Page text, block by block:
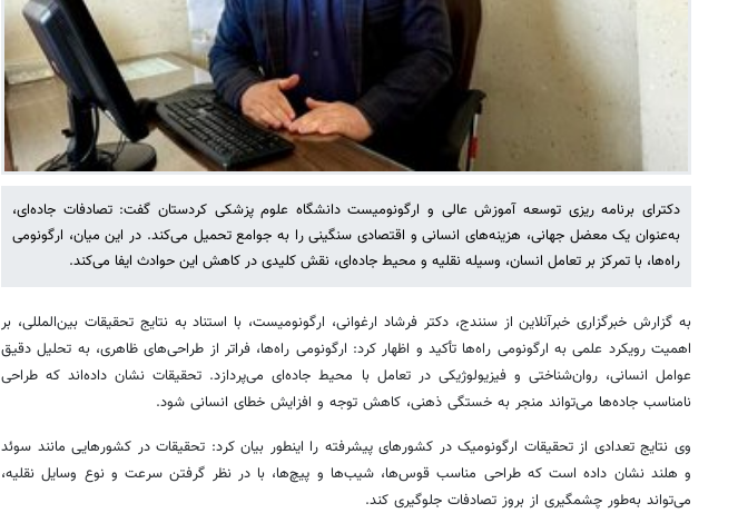
دکترای برنامه ریزی توسعه آموزش عالی و ارگونومیست دانشگاه علوم پزشکی کردستان گفت: تصادفات جاده‌ای،
به‌عنوان یک معضل جهانی، هزینه‌های انسانی و اقتصادی سنگینی را به جوامع تحمیل می‌کند. در این میان، ارگونومی
راه‌ها، با تمرکز بر تعامل انسان، وسیله نقلیه و محیط جاده‌ای، نقش کلیدی در کاهش این حوادث ایفا می‌کند.
به گزارش خبرگزاری خبرآنلاین از سنندج، دکتر فرشاد ارغوانی، ارگونومیست، با استناد به نتایج تحقیقات بین‌المللی، بر
اهمیت رویکرد علمی به ارگونومی راه‌ها تأکید و اظهار کرد: ارگونومی راه‌ها، فراتر از طراحی‌های ظاهری، به تحلیل دقیق
عوامل انسانی، روان‌شناختی و فیزیولوژیکی در تعامل با محیط جاده‌ای می‌پردازد. تحقیقات نشان داده‌اند که طراحی
نامناسب جاده‌ها می‌تواند منجر به خستگی ذهنی، کاهش توجه و افزایش خطای انسانی شود.
وی نتایج تعدادی از تحقیقات ارگونومیک در کشورهای پیشرفته را اینطور بیان کرد: تحقیقات در کشورهایی مانند سوئد
و هلند نشان داده است که طراحی مناسب قوس‌ها، شیب‌ها و پیچ‌ها، با در نظر گرفتن سرعت و نوع وسایل نقلیه،
می‌تواند به‌طور چشمگیری از بروز تصادفات جلوگیری کند.